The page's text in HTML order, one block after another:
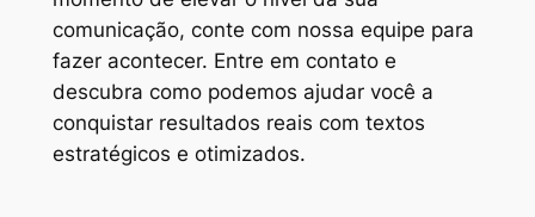
comunicação, conte com nossa equipe para
fazer acontecer. Entre em contato e
descubra como podemos ajudar você a
conquistar resultados reais com textos
estratégicos e otimizados.